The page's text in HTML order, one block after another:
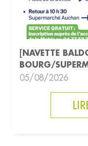
[NAVETTE
BOURG/
05/08/2026